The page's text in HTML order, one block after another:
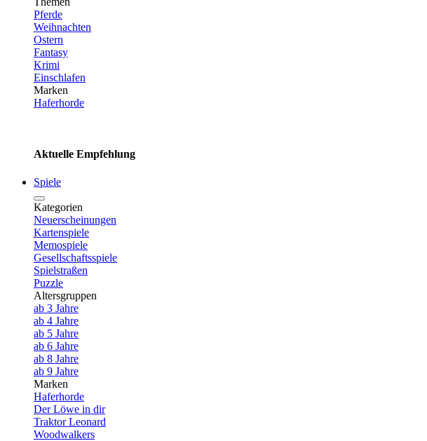
Pferde
Weihnachten
Ostern
Fantasy
Krimi
Einschlafen
Marken
Haferhorde
Aktuelle Empfehlung
Spiele
Kategorien
Neuerscheinungen
Kartenspiele
Memospiele
Gesellschaftsspiele
Spielstraßen
Puzzle
Altersgruppen
ab 3 Jahre
ab 4 Jahre
ab 5 Jahre
ab 6 Jahre
ab 8 Jahre
ab 9 Jahre
Marken
Haferhorde
Der Löwe in dir
Traktor Leonard
Woodwalkers